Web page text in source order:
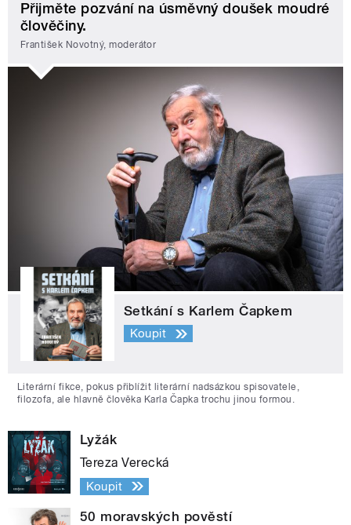
Přijměte pozvání na úsměvný doušek moudré
člověčiny.
František Novotný, moderátor
Setkání s Karlem Čapkem
Koupit
Literární fikce, pokus přiblížit literární nadsázkou spisovatele,
filozofa, ale hlavně člověka Karla Čapka trochu jinou formou.
Lyžák
Tereza Verecká
Koupit
50 moravských pověstí